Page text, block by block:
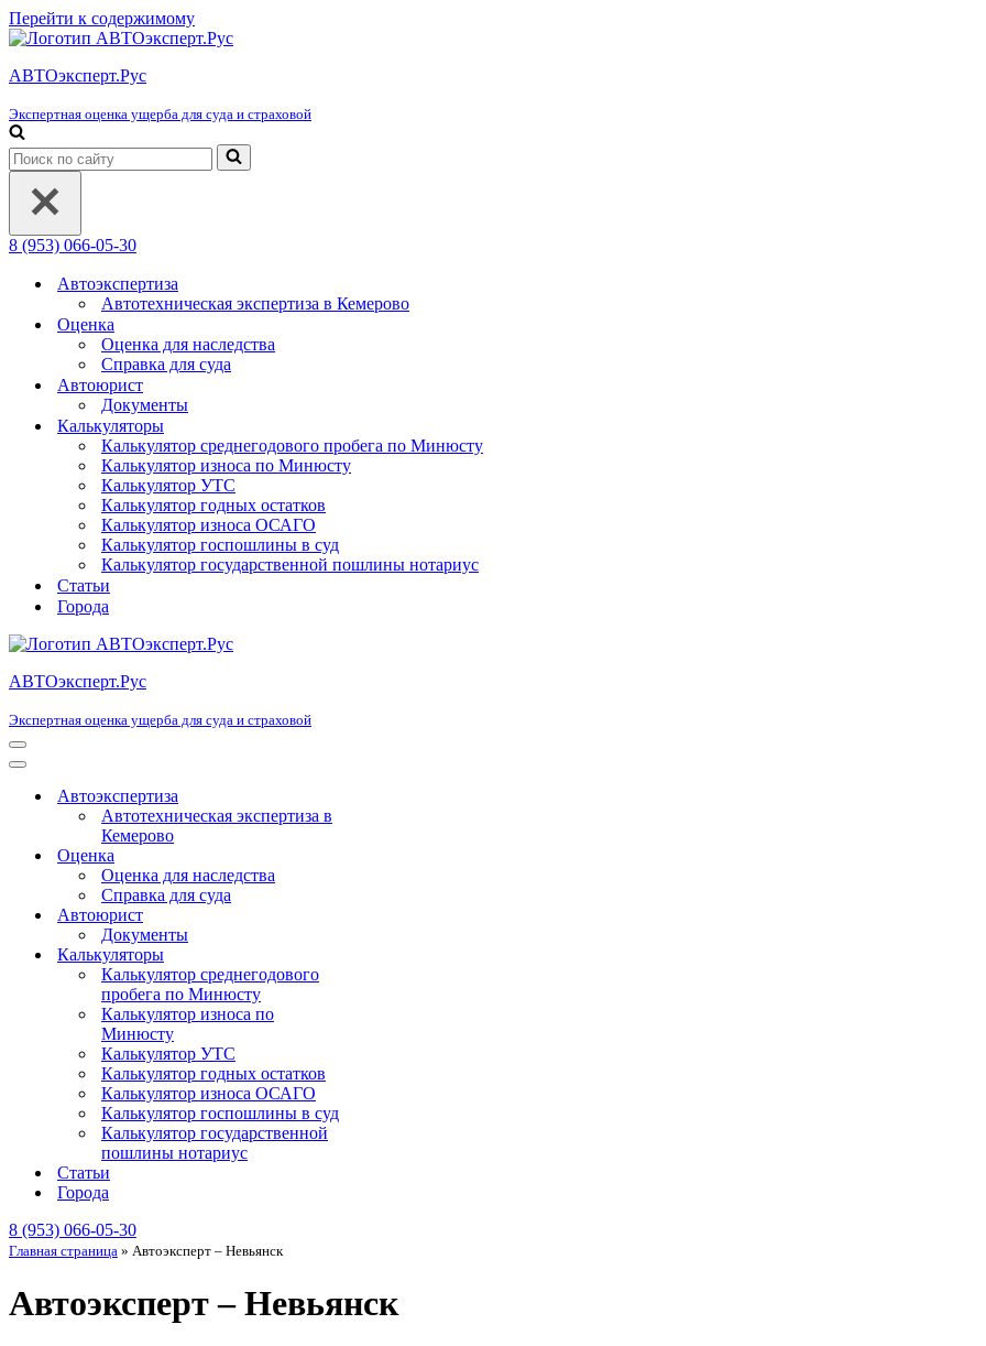
Перейти к содержимому
АВТОэксперт.Рус
Экспертная оценка ущерба для суда и страховой
Искать...
8 (953) 066-05-30
Автоэкспертиза
Автотехническая экспертиза в Кемерово
Оценка
Оценка для наследства
Справка для суда
Автоюрист
Документы
Калькуляторы
Калькулятор среднегодового пробега по Минюсту
Калькулятор износа по Минюсту
Калькулятор УТС
Калькулятор годных остатков
Калькулятор износа ОСАГО
Калькулятор госпошлины в суд
Калькулятор государственной пошлины нотариус
Статьи
Города
АВТОэксперт.Рус
Экспертная оценка ущерба для суда и страховой
Меню
навигации
Меню
навигацииАвтоэкспертиза
Автотехническая экспертиза в
Кемерово
Оценка
Оценка для наследства
Справка для суда
Автоюрист
Документы
Калькуляторы
Калькулятор среднегодового
пробега по Минюсту
Калькулятор износа по
Минюсту
Калькулятор УТС
Калькулятор годных остатков
Калькулятор износа ОСАГО
Калькулятор госпошлины в суд
Калькулятор государственной
пошлины нотариус
Статьи
Города
8 (953) 066-05-30
Главная страница » Автоэксперт – Невьянск
Автоэксперт – Невьянск